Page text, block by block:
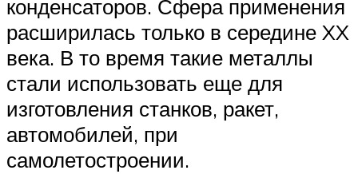
конденсаторов. Сфера применения
расширилась только в середине XX
века. В то время такие металлы
стали использовать еще для
изготовления станков, ракет,
автомобилей, при
самолетостроении.